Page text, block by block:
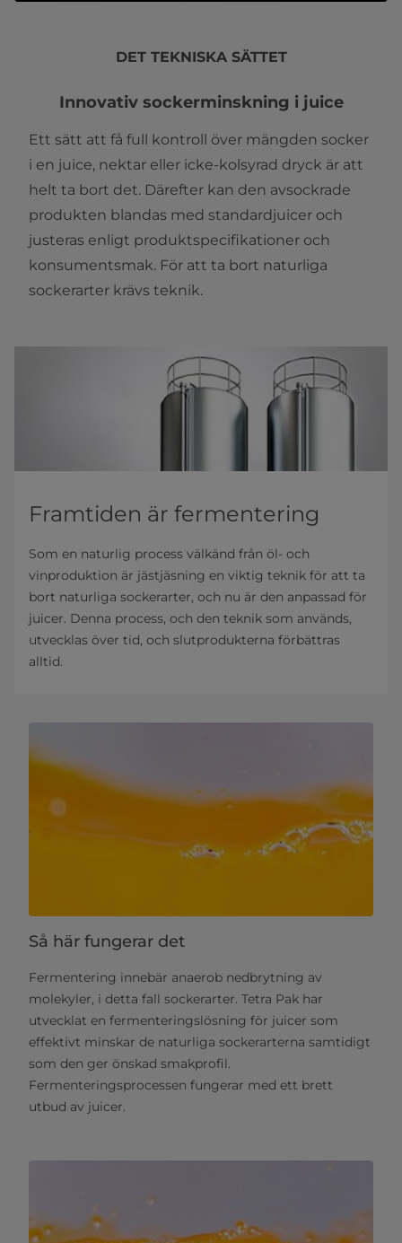
DET TEKNISKA SÄTTET
Innovativ sockerminskning i juice
Ett sätt att få full kontroll över mängden socker
i en juice, nektar eller icke-kolsyrad dryck är att
helt ta bort det. Därefter kan den avsockrade
produkten blandas med standardjuicer och
justeras enligt produktspecifikationer och
konsumentsmak. För att ta bort naturliga
sockerarter krävs teknik.
Framtiden är fermentering
Som en naturlig process välkänd från öl- och
vinproduktion är jästjäsning en viktig teknik för att ta
bort naturliga sockerarter, och nu är den anpassad för
juicer. Denna process, och den teknik som används,
utvecklas över tid, och slutprodukterna förbättras
alltid.
Så här fungerar det
Fermentering innebär anaerob nedbrytning av
molekyler, i detta fall sockerarter. Tetra Pak har
utvecklat en fermenteringslösning för juicer som
effektivt minskar de naturliga sockerarterna samtidigt
som den ger önskad smakprofil.
Fermenteringsprocessen fungerar med ett brett
utbud av juicer.